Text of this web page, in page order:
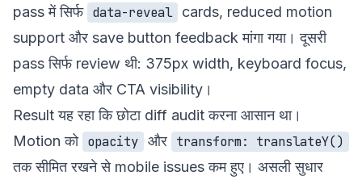
pass में सिर्फ data-reveal
cards, reduced motion
support और save button feedback मांगा गया। दूसरी
pass सिर्फ review थी: 375px width, keyboard focus,
empty data और CTA visibility।
Result यह रहा कि छोटा diff audit करना आसान था।
Motion को opacity और transform: translateY()
तक सीमित रखने से mobile issues कम हुए। असली सुधार